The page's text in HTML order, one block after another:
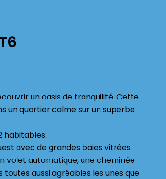
un oasis de tranquilité. Cette
un quartier calme sur un superbe
habitables.
avec de grandes baies vitrées
volet automatique, une cheminée
aussi agréables les unes que